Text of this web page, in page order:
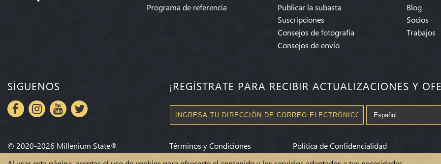
Programa de referencia
Publicar la subasta
Suscripciones
Consejos de fotografía
Consejos de envío
Blog
Socios
Trabajos
SÍGUENOS ¡REGÍSTRATE PARA RECIBIR ACTUALIZACIONES Y
© 2020-2026 Millenium State® Términos y Condiciones Política de Confidencialidad